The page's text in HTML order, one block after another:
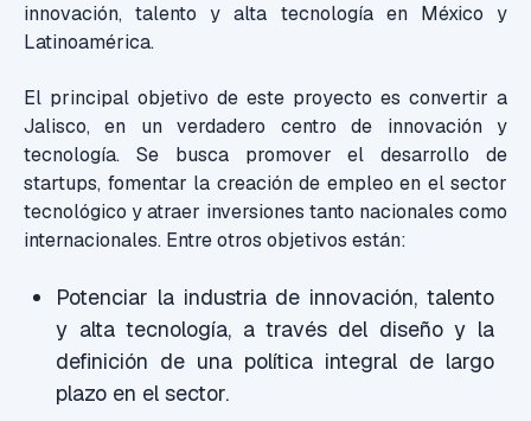
innovación, talento y alta tecnología en México y
Latinoamérica.
El principal objetivo de este proyecto es convertir a
Jalisco, en un verdadero centro de innovación y
tecnología. Se busca promover el desarrollo de
startups, fomentar la creación de empleo en el sector
tecnológico y atraer inversiones tanto nacionales como
internacionales. Entre otros objetivos están:
Potenciar la industria de innovación, talento
y alta tecnología, a través del diseño y la
definición de una política integral de largo
plazo en el sector.